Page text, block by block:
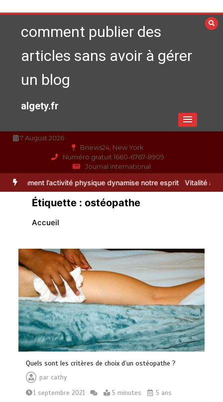
au
contenucomment publier des
articles sans avoir à gérer
un blog
algety.fr
7 August 2026
Bnews24, New York
Numéro gratuit 1660-6767-8909
Journal international
physique dynamise notre esprit Vitalité au quotidien :
Étiquette : ostéopathe
Accueil
Quels sont les critères de choix d’un ostéopathe ?
par cathy
1 septembre 2021
5 minutes
5 ans
l’activité physique dynamise notre
esprit
0 10 minutes
Quelles sont les entreprises de
équipées techniquement ?